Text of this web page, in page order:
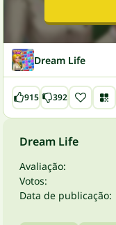
Dream Life
915 392
Dream Life
Avaliação:
Votos:
Data de publicação: